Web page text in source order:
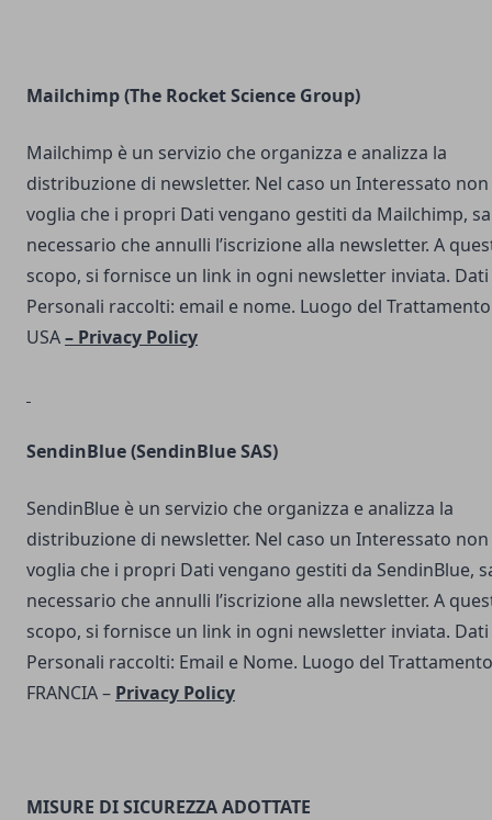
Mailchimp (The Rocket Science Group)
Mailchimp è un servizio che organizza e analizza la
distribuzione di newsletter. Nel caso un Interessato non
voglia che i propri Dati vengano gestiti da Mailchimp,
necessario che annulli l’iscrizione alla newsletter. A
scopo, si fornisce un link in ogni newsletter inviata. Dati
Personali raccolti: email e nome. Luogo del
USA– Privacy Policy
SendinBlue(SendinBlue SAS)
SendinBlue è un servizio che organizza e analizza la
distribuzione di newsletter. Nel caso un Interessato non
voglia che i propri Dati vengano gestiti da SendinBlue,
necessario che annulli l’iscrizione alla newsletter. A
scopo, si fornisce un link in ogni newsletter inviata. Dati
Personali raccolti: Email e Nome. Luogo del
FRANCIA – Privacy Policy
MISURE DI SICUREZZA ADOTTATE